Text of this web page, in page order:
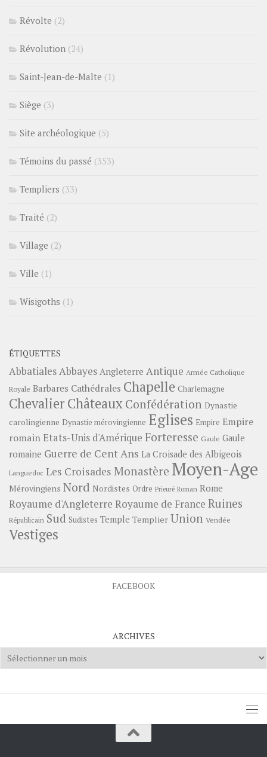
Révolte (2)
Révolution (24)
Saint-Jean-de-Malte (1)
Siège (3)
Site archéologique (5)
Témoins du passé (353)
Templiers (33)
Traité (2)
Village (2)
Ville (1)
Wisigoths (1)
ÉTIQUETTES
AbbatialesAbbayes Angleterre Antique Armée Catholique
Royale Barbares Cathédrales Chapelle Charlemagne
ChevalierChâteauxConfédération Dynastie
carolingienne Dynastie mérovingienne Eglises Empire Empire
romainEtats-Unis d'Amérique Forteresse Gaule Gaule
romaine Guerre de Cent Ans La Croisade des Albigeois
Languedoc Les Croisades Monastère Moyen-Age
Mérovingiens Nord Nordistes Ordre Prieuré Roman Rome
Royaume d'Angleterre Royaume de France Ruines
Républicain Sud Sudistes Temple Templier Union Vendée
Vestiges
FACEBOOK
ARCHIVES
Archives